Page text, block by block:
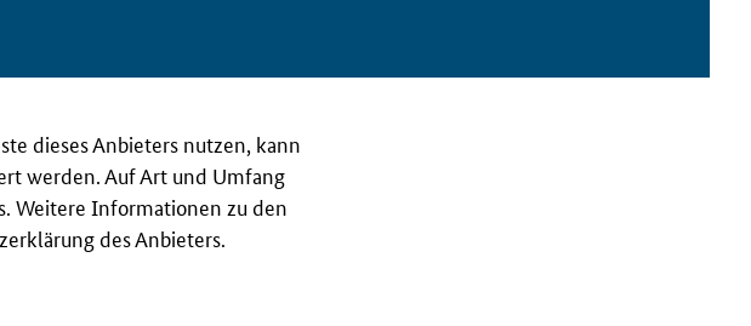
dieses Anbieters nutzen, kann
werden. Auf Art und Umfang
Weitere Informationen zu den
des Anbieters.